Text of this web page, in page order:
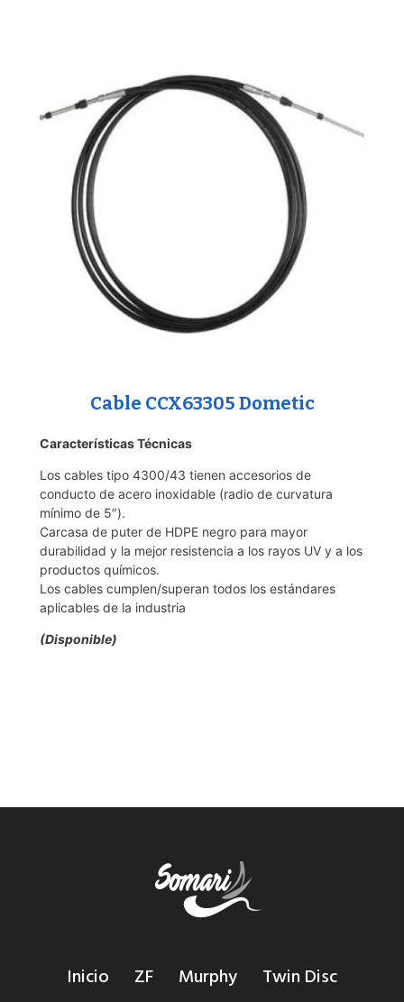
Cable CCX63305 Dometic
Características Técnicas
Los cables tipo 4300/43 tienen accesorios de
conducto de acero inoxidable (radio de curvatura
mínimo de 5″).
Carcasa de puter de HDPE negro para mayor
durabilidad y la mejor resistencia a los rayos UV y a los
productos químicos.
Los cables cumplen/superan todos los estándares
aplicables de la industria
(Disponible)
Inicio ZF Murphy Twin Disc